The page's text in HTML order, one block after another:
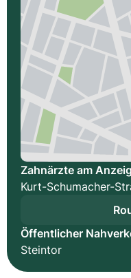
Zahnärzte am
Kurt-Schumacher-
Öffentlicher
Steintor